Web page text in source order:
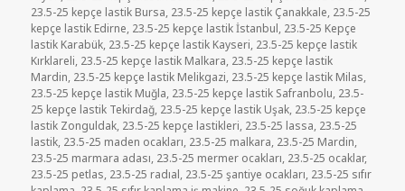
23.5-25 kepçe lastik Bursa, 23.5-25 kepçe lastik Çanakkale, 23.5-25
kepçe lastik Edirne, 23.5-25 kepçe lastik İstanbul, 23.5-25 Kepçe
lastik Karabük, 23.5-25 kepçe lastik Kayseri, 23.5-25 kepçe lastik
Kırklareli, 23.5-25 kepçe lastik Malkara, 23.5-25 kepçe lastik
Mardin, 23.5-25 kepçe lastik Melikgazi, 23.5-25 kepçe lastik Milas,
23.5-25 kepçe lastik Muğla, 23.5-25 kepçe lastik Safranbolu, 23.5-
25 kepçe lastik Tekirdağ, 23.5-25 kepçe lastik Uşak, 23.5-25 kepçe
lastik Zonguldak, 23.5-25 kepçe lastikleri, 23.5-25 lassa, 23.5-25
lastik, 23.5-25 maden ocakları, 23.5-25 malkara, 23.5-25 Mardin,
23.5-25 marmara adası, 23.5-25 mermer ocakları, 23.5-25 ocaklar,
23.5-25 petlas, 23.5-25 radıal, 23.5-25 şantiye ocakları, 23.5-25 sıfır